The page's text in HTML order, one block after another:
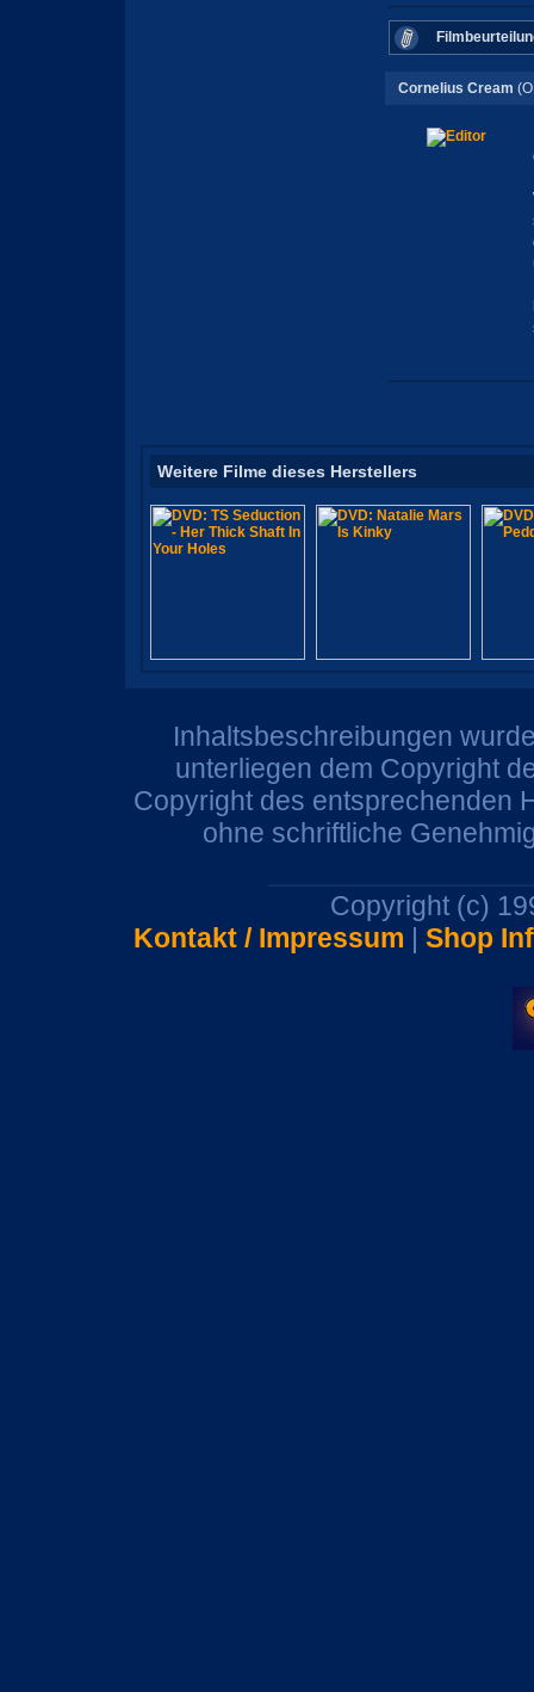
Cornelius Cream
Weitere Filme dieses Herstellers
Inhaltsbeschreibungen
unterliegen dem Copyright
Copyright des entsprechenden
ohne schriftliche
Copyright (c)
Kontakt / Impressum | Shop